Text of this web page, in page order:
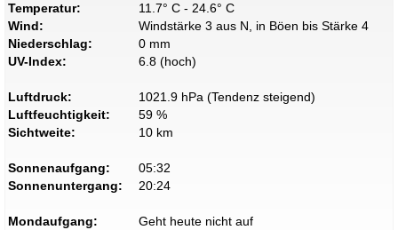
Temperatur:
11.7° C - 24.6° C
Wind:
Windstärke 3 aus N, in Böen bis Stärke 4
Niederschlag:
0 mm
UV-Index:
6.8 (hoch)
Luftdruck:
1021.9 hPa (Tendenz steigend)
Luftfeuchtigkeit:
59 %
Sichtweite:
10 km
Sonnenaufgang:
05:32
Sonnenuntergang:
20:24
Mondaufgang:
Geht heute nicht auf